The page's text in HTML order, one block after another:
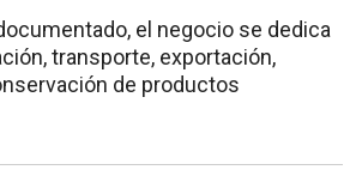
el negocio se dedica
transporte, exportación,
de productos